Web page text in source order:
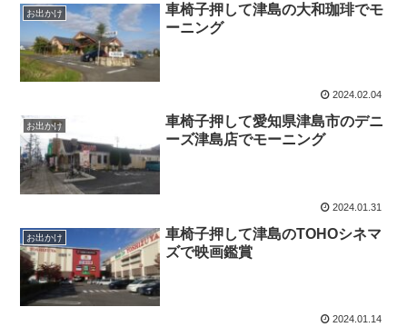
お出かけ
車椅子押して津島の大和珈琲でモ
ーニング
2024.02.04
お出かけ
車椅子押して愛知県津島市のデニ
ーズ津島店でモーニング
2024.01.31
お出かけ
車椅子押して津島のTOHOシネマ
ズで映画鑑賞
2024.01.14